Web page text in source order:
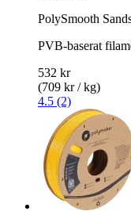
PolySmooth
PVB-baserat
532 kr
(709 kr / kg)
4.5 (2)